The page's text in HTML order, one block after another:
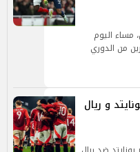
مساء اليوم
من الدوري
يونايتد و ريال